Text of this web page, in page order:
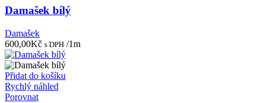
Damašek bílý
Damašek
600,00Kč s DPH /1m
Přidat do košíku
Rychlý náhled
Porovnat